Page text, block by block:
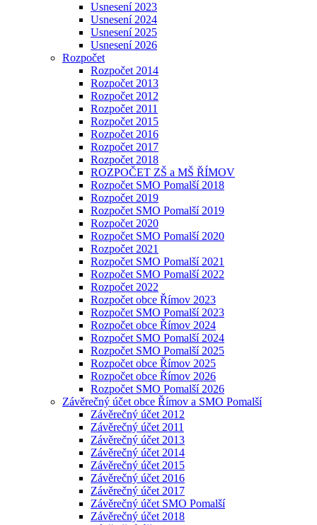
Usnesení 2023
Usnesení 2024
Usnesení 2025
Usnesení 2026
Rozpočet
Rozpočet 2014
Rozpočet 2013
Rozpočet 2012
Rozpočet 2011
Rozpočet 2015
Rozpočet 2016
Rozpočet 2017
Rozpočet 2018
ROZPOČET ZŠ a MŠ ŘÍMOV
Rozpočet SMO Pomalší 2018
Rozpočet 2019
Rozpočet SMO Pomalší 2019
Rozpočet 2020
Rozpočet SMO Pomalší 2020
Rozpočet 2021
Rozpočet SMO Pomalší 2021
Rozpočet SMO Pomalší 2022
Rozpočet 2022
Rozpočet obce Římov 2023
Rozpočet SMO Pomalší 2023
Rozpočet obce Římov 2024
Rozpočet SMO Pomalší 2024
Rozpočet SMO Pomalší 2025
Rozpočet obce Římov 2025
Rozpočet obce Římov 2026
Rozpočet SMO Pomalší 2026
Závěrečný účet obce Římov a SMO Pomalší
Závěrečný účet 2012
Závěrečný účet 2011
Závěrečný účet 2013
Závěrečný účet 2014
Závěrečný účet 2015
Závěrečný účet 2016
Závěrečný účet 2017
Závěrečný účet SMO Pomalší
Závěrečný účet 2018